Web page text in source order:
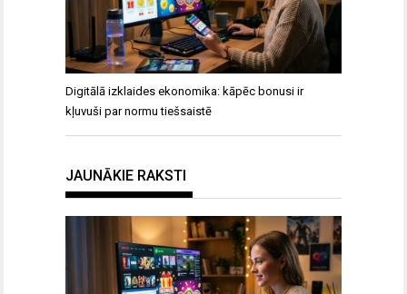
Digitālā izklaides ekonomika: kāpēc bonusi ir
kļuvuši par normu tiešsaistē
JAUNĀKIE RAKSTI